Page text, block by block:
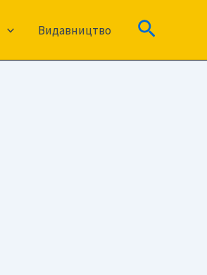
Видавництво Пошук